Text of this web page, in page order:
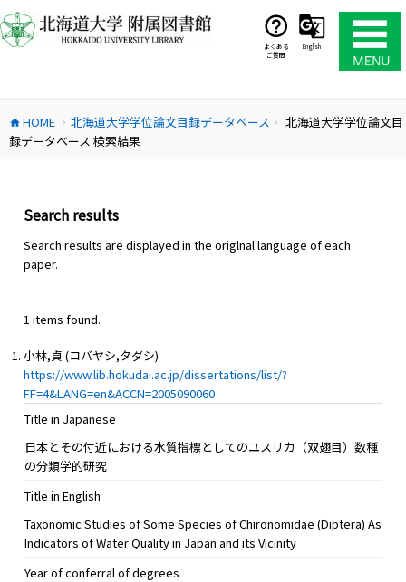
ン
テ
ス
キ
よくある
ご質問
English
home HOME chevron_right 北海道大学学位論文目録データベース chevron_right
北海道大学学位論文目
録データベース 検索結果
Search results
Search results are displayed in the origlnal language of each
paper.
1 items found.
小林,貞 (コバヤシ,タダシ)
https://www.lib.hokudai.ac.jp/dissertations/list/?
FF=4&LANG=en&ACCN=2005090060
Title in Japanese
日本とその付近における水質指標としてのユスリカ（双翅目）数種
の分類学的研究
Title in English
Taxonomic Studies of Some Species of Chironomidae (Diptera) As
Indicators of Water Quality in Japan and its Vicinity
Year of conferral of degrees